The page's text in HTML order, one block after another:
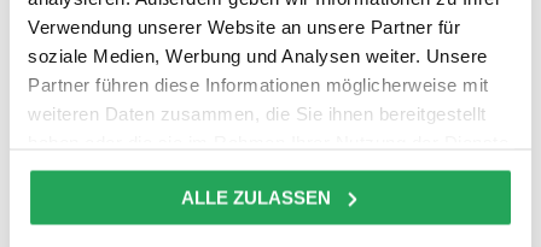
Verwendung unserer Website an unsere Partner für
soziale Medien, Werbung und Analysen weiter. Unsere
Partner führen diese Informationen möglicherweise mit
weiteren Daten zusammen, die Sie ihnen bereitgestellt
gesammelt haben.
ALLE ZULASSEN
bleiben wahrscheinlich noch einige
Fragen unsererseits offen, aber das
werden wir sicherlich gemeinsam
klären.
Möchten Sie lieber weitere
Informationen eingeben und eine
genauere Angabe erhalten? Dann